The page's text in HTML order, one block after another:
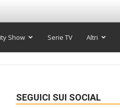
Show Serie TV Altri
SEGUICI SUI SOCIAL